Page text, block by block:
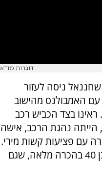
דוברות מד"א
ניסה לעזור
עם האמבולנס מהישוב
ראינו בצד הכביש רכב
הייתה נהגת הרכב, אישה
הכרה עם פציעות קשות מירי.
במושב שליד הנהג, היה גבר כבן 40 בהכרה מלאה, שגם